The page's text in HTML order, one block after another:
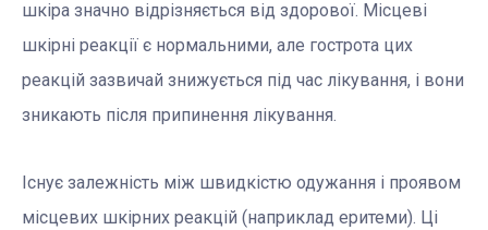
шкіра значно відрізняється від здорової. Місцеві
шкірні реакції є нормальними, але гострота цих
реакцій зазвичай знижується під час лікування, і вони
зникають після припинення лікування.
Існує залежність між швидкістю одужання і проявом
місцевих шкірних реакцій (наприклад еритеми). Ці